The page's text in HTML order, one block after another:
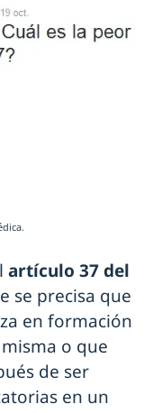
artículo 37 del
se precisa que
en formación
o que
de ser
en un